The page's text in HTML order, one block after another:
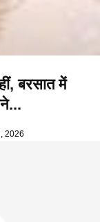
बरसात में
2026